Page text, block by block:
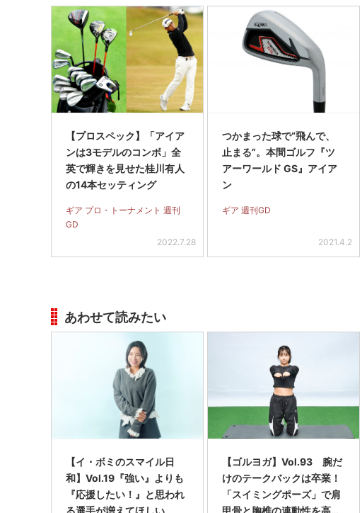
【プロスペック】「アイア
ンは3モデルのコンボ」全
英で輝きを見せた桂川有人
の14本セッティング
ギア プロ・トーナメント 週刊
GD
2022.7.28
つかまった球で“飛んで、
止まる”。本間ゴルフ『ツ
アーワールド GS』アイア
ン
ギア 週刊GD
2021.4.2
あわせて読みたい
【イ・ボミのスマイル日
和】Vol.19『強い』よりも
『応援したい！』と思われ
【ゴルヨガ】Vol.93 腕だ
けのテークバックは卒業！
「スイミングポーズ」で肩